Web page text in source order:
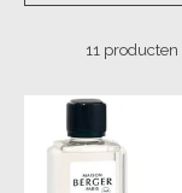
11 producten